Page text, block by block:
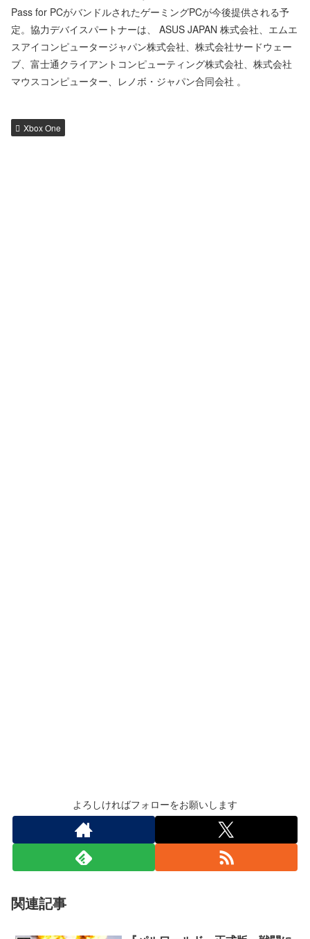
Pass for PCがバンドルされたゲーミングPCが今後提供される予
定。協力デバイスパートナーは、 ASUS JAPAN 株式会社、エムエ
スアイコンピュータージャパン株式会社、株式会社サードウェー
ブ、富士通クライアントコンピューティング株式会社、株式会社
マウスコンピューター、レノボ・ジャパン合同会社 。
Xbox One
よろしければフォローをお願いします
関連記事